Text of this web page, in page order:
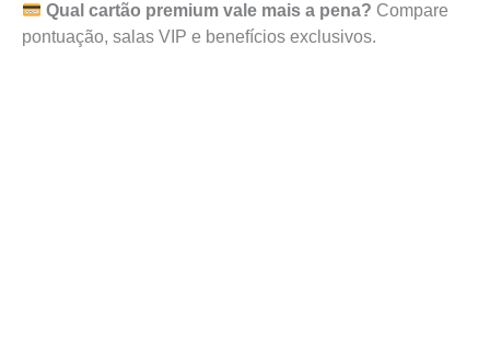
Qual cartão premium vale mais a pena? Compare
pontuação, salas VIP e benefícios exclusivos.